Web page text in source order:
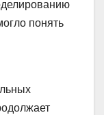
понять